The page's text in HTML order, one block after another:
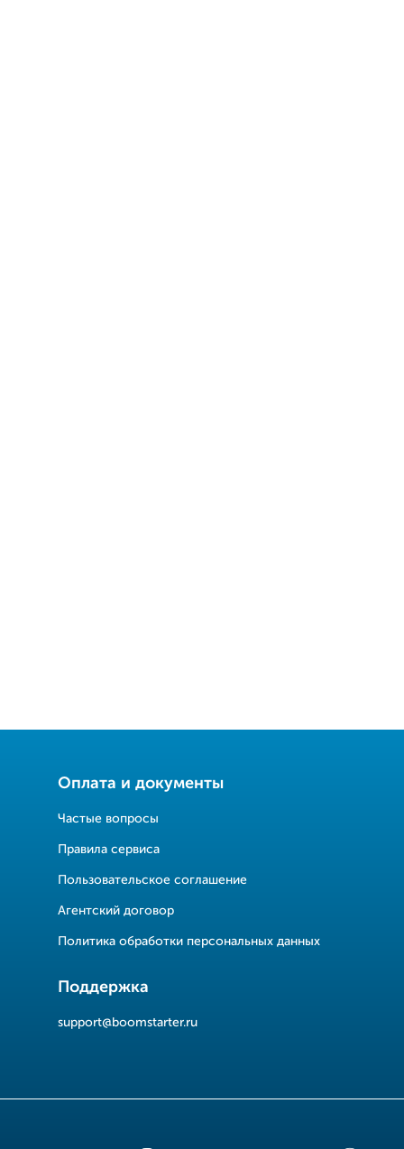
Оплата и документы
Частые вопросы
Правила сервиса
Пользовательское соглашение
Агентский договор
Политика обработки персональных данных
Поддержка
support@boomstarter.ru